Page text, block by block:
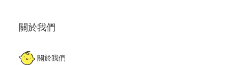
關於我們
關於我們